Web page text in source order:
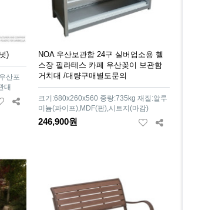
)
산포
대
NOA 우산보관함 24구 실버업소용 헬
스장 필라테스 카페 우산꽂이 보관함
거치대 /대량구매별도문의
크기:680x260x560 중랑:735kg 재질:알루
미늄(파이프),MDF(판),시트지(마감)
246,900원